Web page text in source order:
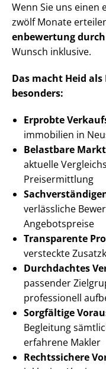
Wenn Sie uns einen
zwölf Monate
en­be­wer­tung
Wunsch inklusive.
Das macht Heid
besonders:
Erprobte
im­mo­bi­li­en in
Belastbare
aktuelle
Preisermittlung
verlässliche
Angebotspreise
Transparente
versteckte
Durchdachtes
passender
professionell
Sorgfältige
Begleitung
erfahrene Makler
Rechtssichere